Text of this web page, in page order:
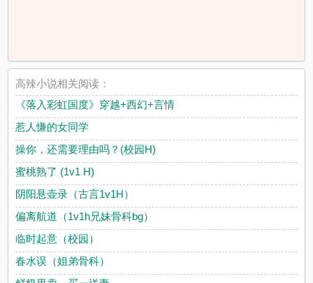
高辣小说相关阅读：
《落入彩虹国度》穿越+西幻+言情
惹人慊的女同学
操你，还需要理由吗？(校园H)
蜜桃熟了 (1v1 H)
阴阳悬壶录（古言1v1H）
偏离航道（1v1h兄妹骨科bg）
临时起意（校园）
春水误（姐弟骨科）